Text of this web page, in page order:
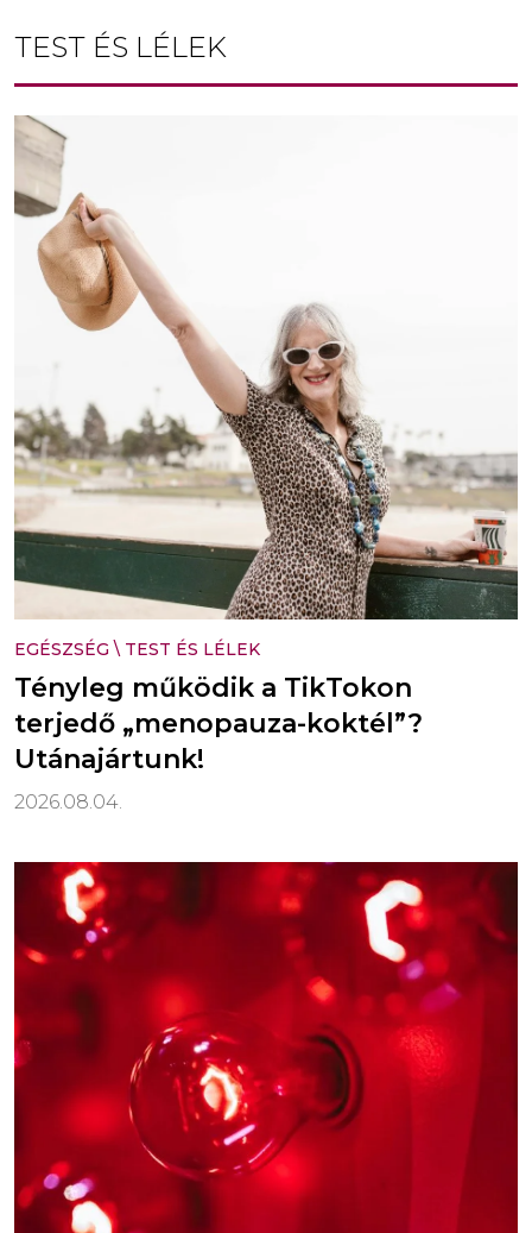
TEST ÉS LÉLEK
EGÉSZSÉG \ TEST ÉS LÉLEK
Tényleg működik a TikTokon
terjedő „menopauza-koktél”?
Utánajártunk!
2026.08.04.